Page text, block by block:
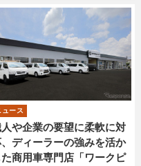
や企業の要望に柔軟に対
、ディーラーの強みを活か
た商用車専門店「ワークピ
ュース